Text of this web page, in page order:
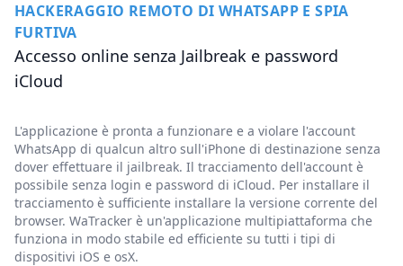
HACKERAGGIO REMOTO DI WHATSAPP E SPIA
FURTIVA
Accesso online senza Jailbreak e password
iCloud
L'applicazione è pronta a funzionare e a violare l'account
WhatsApp di qualcun altro sull'iPhone di destinazione senza
dover effettuare il jailbreak. Il tracciamento dell'account è
possibile senza login e password di iCloud. Per installare il
tracciamento è sufficiente installare la versione corrente del
browser. WaTracker è un'applicazione multipiattaforma che
funziona in modo stabile ed efficiente su tutti i tipi di
dispositivi iOS e osX.